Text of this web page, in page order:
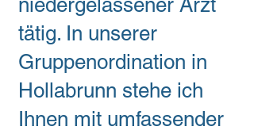
niedergelassener Arzt
tätig. In unserer
Gruppenordination in
Hollabrunn stehe ich
Ihnen mit umfassender